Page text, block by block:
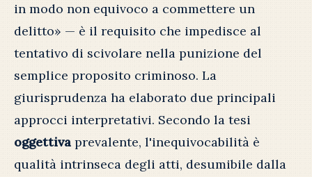
in modo non equivoco a commettere un
delitto» — è il requisito che impedisce al
tentativo di scivolare nella punizione del
semplice proposito criminoso. La
giurisprudenza ha elaborato due principali
approcci interpretativi. Secondo la tesi
oggettiva prevalente, l'inequivocabilità è
qualità intrinseca degli atti, desumibile dalla